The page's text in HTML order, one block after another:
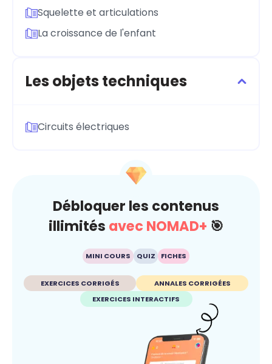
Squelette et articulations
La croissance de l'enfant
Les objets techniques
Circuits électriques
Débloquer les contenus
illimités avec NOMAD+ 🎯
MINI COURS QUIZ FICHES
EXERCICES CORRIGÉS
ANNALES CORRIGÉES
EXERCICES INTERACTIFS